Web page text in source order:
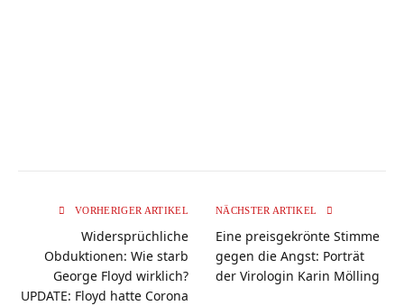
VORHERIGER ARTIKEL
Widersprüchliche
Obduktionen: Wie starb
George Floyd wirklich?
UPDATE: Floyd hatte Corona
NÄCHSTER ARTIKEL
Eine preisgekrönte Stimme
gegen die Angst: Porträt
der Virologin Karin Mölling